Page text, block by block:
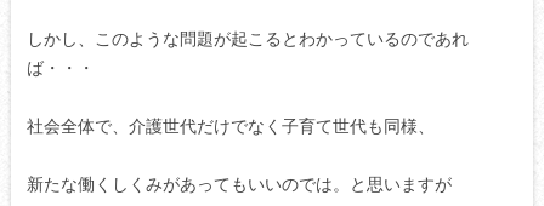
しかし、このような問題が起こるとわかっているのであれ
ば・・・
社会全体で、介護世代だけでなく子育て世代も同様、
新たな働くしくみがあってもいいのでは。と思いますが